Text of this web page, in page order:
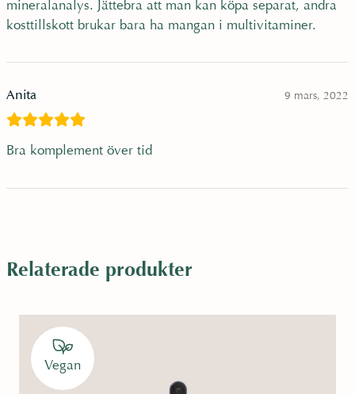
mineralanalys. Jättebra att man kan köpa separat, andra
kosttillskott brukar bara ha mangan i multivitaminer.
Anita 9 mars, 2022
Bra komplement över tid
Relaterade produkter
Vegan